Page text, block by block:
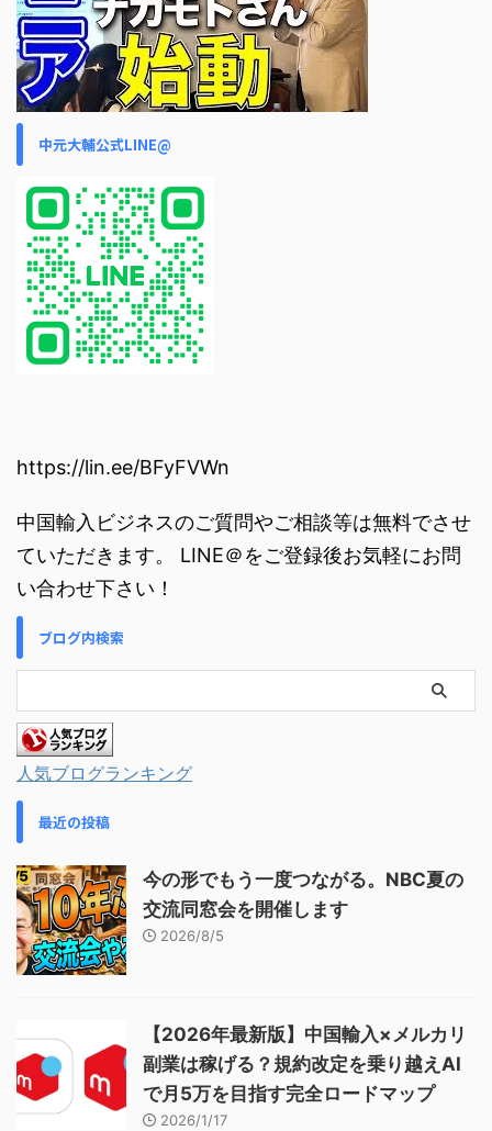
中元大輔公式LINE@
https://lin.ee/BFyFVWn
中国輸入ビジネスのご質問やご相談等は無料でさせ
ていただきます。 LINE＠をご登録後お気軽にお問
い合わせ下さい！
ブログ内検索
人気ブログランキング
最近の投稿
今の形でもう一度つながる。NBC夏の
交流同窓会を開催します
2026/8/5
【2026年最新版】中国輸入×メルカリ
副業は稼げる？規約改定を乗り越えAI
で月5万を目指す完全ロードマップ
2026/1/17